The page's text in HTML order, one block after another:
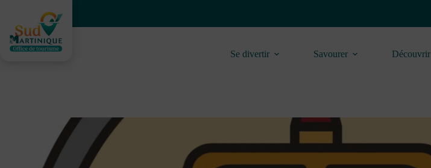
content
Se divertir Savourer Découvrir